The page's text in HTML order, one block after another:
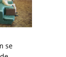
se